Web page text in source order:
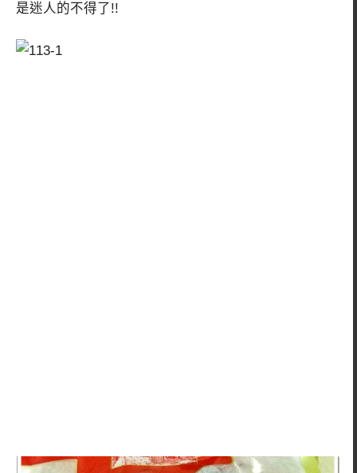
是迷人的不得了!!